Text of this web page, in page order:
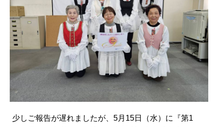
少しご報告が遅れましたが、5月15日（水）に『第1